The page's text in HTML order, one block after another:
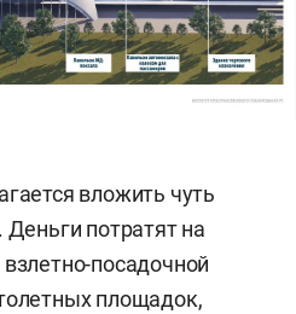
вложить чуть
потратят на
посадочной
площадок,